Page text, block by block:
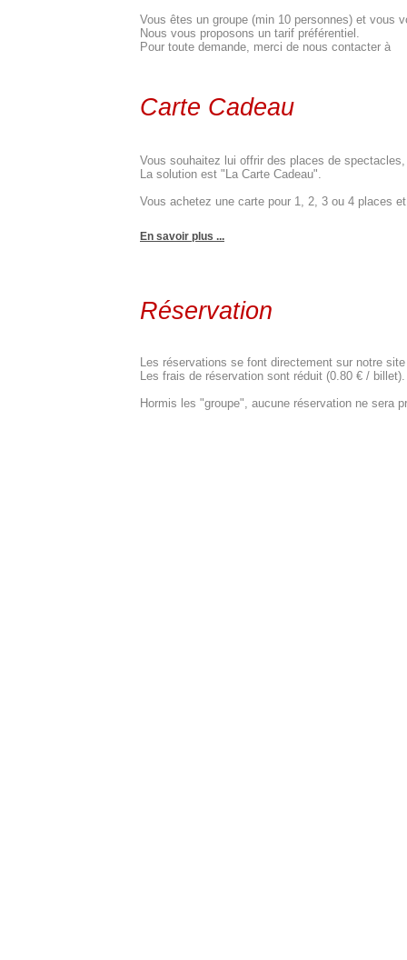
Vous êtes un groupe (min 10 personnes) et vous
Nous vous proposons un tarif préférentiel.
Pour toute demande, merci de nous contacter à
Vous souhaitez lui offrir des places de
La solution est "La Carte Cadeau".
Vous achetez une carte pour 1, 2, 3 ou 4 places
Carte Cadeau
En savoir plus ...
Réservation
Les réservations se font directement sur notre
Les frais de réservation sont réduit (0.80 € / billet).
Hormis les "groupe", aucune réservation ne sera